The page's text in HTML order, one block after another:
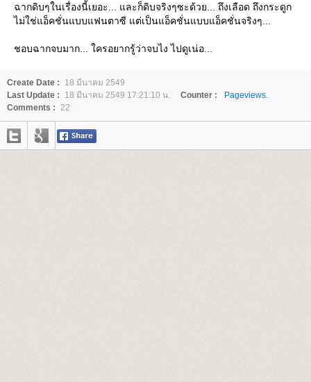
ฉากดิบๆในเรื่องนี้เยอะ... และก็ดิบจริงๆซะด้วย... ถึงเลือด ถึงกระดูก
ไม่ใช่แอ็คชั่นแบบแฟนตาซี แต่เป็นแอ็คชั่นแบบแอ็คชั่นจริงๆ...
ชอบฉากจบมาก... ใครอยากรู้ว่าจบไง ไปดูเน่อ...
Create Date :
18 มีนาคม 2549
Last Update :
18 มีนาคม 2549 17:21:10 น. Counter :
Pageviews.
Comments :
22